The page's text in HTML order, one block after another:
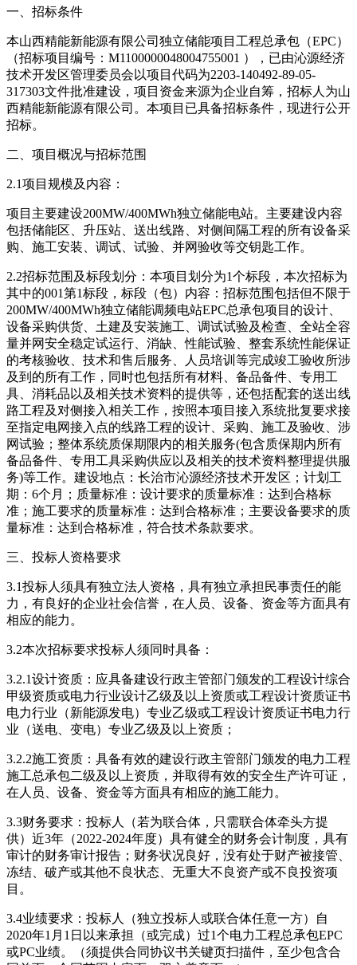
一、招标条件
本山西精能新能源有限公司独立储能项目工程总承包（EPC）
（招标项目编号：M1100000048004755001 ），已由沁源经济
技术开发区管理委员会以项目代码为2203-140492-89-05-
317303文件批准建设，项目资金来源为企业自筹，招标人为山
西精能新能源有限公司。本项目已具备招标条件，现进行公开
招标。
二、项目概况与招标范围
2.1项目规模及内容：
项目主要建设200MW/400MWh独立储能电站。主要建设内容
包括储能区、升压站、送出线路、对侧间隔工程的所有设备采
购、施工安装、调试、试验、并网验收等交钥匙工作。
2.2招标范围及标段划分：本项目划分为1个标段，本次招标为
其中的001第1标段，标段（包）内容：招标范围包括但不限于
200MW/400MWh独立储能调频电站EPC总承包项目的设计、
设备采购供货、土建及安装施工、调试试验及检查、全站全容
量并网安全稳定试运行、消缺、性能试验、整套系统性能保证
的考核验收、技术和售后服务、人员培训等完成竣工验收所涉
及到的所有工作，同时也包括所有材料、备品备件、专用工
具、消耗品以及相关技术资料的提供等，还包括配套的送出线
路工程及对侧接入相关工作，按照本项目接入系统批复要求接
至指定电网接入点的线路工程的设计、采购、施工及验收、涉
网试验；整体系统质保期限内的相关服务(包含质保期内所有
备品备件、专用工具采购供应以及相关的技术资料整理提供服
务)等工作。建设地点：长治市沁源经济技术开发区；计划工
期：6个月；质量标准：设计要求的质量标准：达到合格标
准；施工要求的质量标准：达到合格标准；主要设备要求的质
量标准：达到合格标准，符合技术条款要求。
三、投标人资格要求
3.1投标人须具有独立法人资格，具有独立承担民事责任的能
力，有良好的企业社会信誉，在人员、设备、资金等方面具有
相应的能力。
3.2本次招标要求投标人须同时具备：
3.2.1设计资质：应具备建设行政主管部门颁发的工程设计综合
甲级资质或电力行业设计乙级及以上资质或工程设计资质证书
电力行业（新能源发电）专业乙级或工程设计资质证书电力行
业（送电、变电）专业乙级及以上资质；
3.2.2施工资质：具备有效的建设行政主管部门颁发的电力工程
施工总承包二级及以上资质，并取得有效的安全生产许可证，
在人员、设备、资金等方面具有相应的施工能力。
3.3财务要求：投标人（若为联合体，只需联合体牵头方提
供）近3年（2022-2024年度）具有健全的财务会计制度，具有
审计的财务审计报告；财务状况良好，没有处于财产被接管、
冻结、破产或其他不良状态、无重大不良资产或不良投资项
目。
3.4业绩要求：投标人（独立投标人或联合体任意一方）自
2020年1月1日以来承担（或完成）过1个电力工程总承包EPC
或PC业绩。（须提供合同协议书关键页扫描件，至少包含合